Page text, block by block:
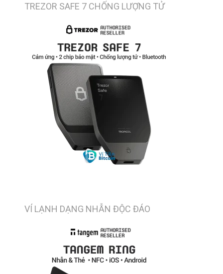
TREZOR SAFE 7 CHỐNG LƯỢNG TỬ
VÍ LẠNH DẠNG NHẪN ĐỘC ĐÁO